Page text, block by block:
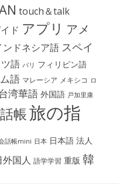
touch＆talk
ド アプリ アメ
ンドネシア語 スペイ
ツ語 パリ フィリピン語
語 マレーシア メキシコ ロ
湾華語 外国語 戸加里康
帳旅の指
話帳mini 日本 日本語 法人
外国人 語学学習 重版 韓